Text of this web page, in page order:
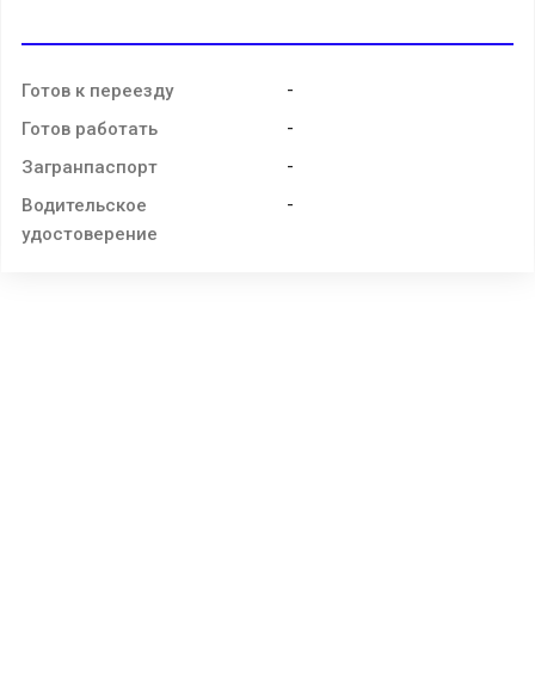
Готов к переезду -
Готов работать -
Загранпаспорт -
Водительское
удостоверение
-